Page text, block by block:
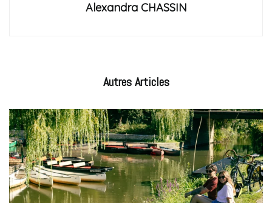
Alexandra CHASSIN
AutresArticles